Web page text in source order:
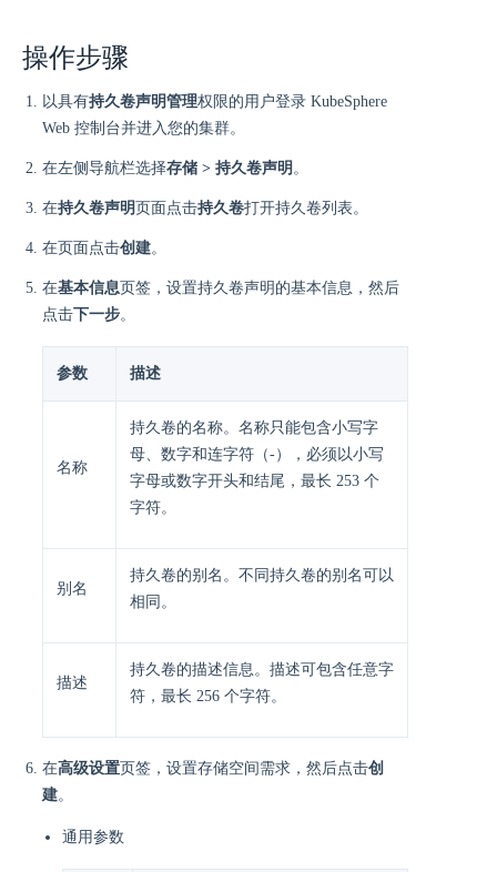
操作步骤
以具有持久卷声明管理权限的用户登录 KubeSphere
Web 控制台并进入您的集群。
在左侧导航栏选择存储 > 持久卷声明 。
在持久卷声明页面点击持久卷打开持久卷列表。
在页面点击创建。
在基本信息页签，设置持久卷声明的基本信息，然后
点击下一步。
参数 描述
名称
持久卷的名称。名称只能包含小写字
母、数字和连字符（-），必须以小写
字母或数字开头和结尾，最长 253 个
字符。
别名
持久卷的别名。不同持久卷的别名可以
相同。
描述
持久卷的描述信息。描述可包含任意字
符，最长 256 个字符。
在高级设置页签，设置存储空间需求，然后点击创
建。
通用参数